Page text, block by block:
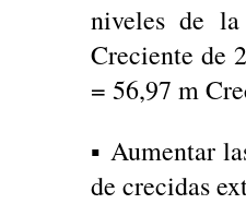
niveles de
Creciente de
= 56,97 m
▪ Aumentar
de crecidas